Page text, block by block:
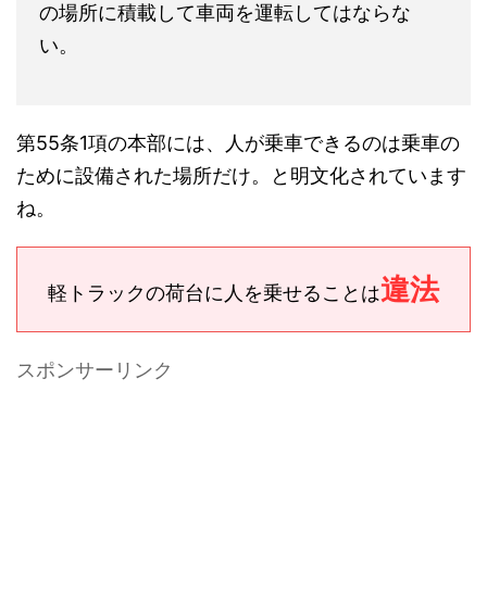
の場所に積載して車両を運転してはならな
い。
第55条1項の本部には、人が乗車できるのは乗車の
ために設備された場所だけ。と明文化されています
ね。
軽トラックの荷台に人を乗せることは違法
スポンサーリンク